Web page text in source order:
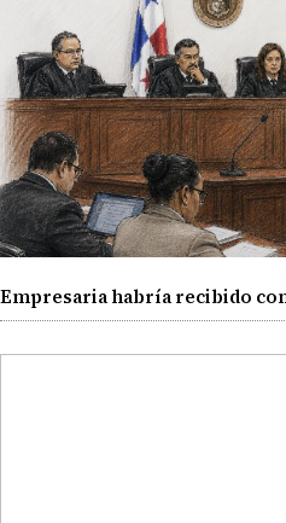
Empresaria habría recibido